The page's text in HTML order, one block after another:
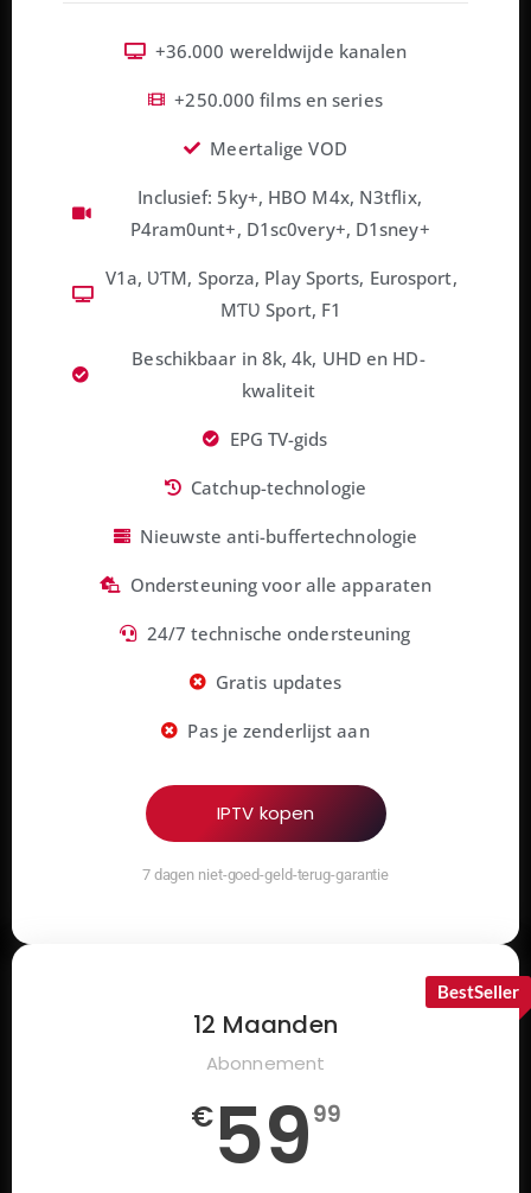
+36.000 wereldwijde kanalen
+250.000 films en series
Meertalige VOD
Inclusief: 5ky+, HBO M4x, N3tflix,
P4ram0unt+, D1sc0very+, D1sney+
V1a, ƲƬM, Sporza, Play Sports, Eurosport,
MƬƲ Sport, F1
Beschikbaar in 8k, 4k, UHD en HD-
kwaliteit
EPG TV-gids
Catchup-technologie
Nieuwste anti-buffertechnologie
Ondersteuning voor alle apparaten
24/7 technische ondersteuning
Gratis updates
Pas je zenderlijst aan
IPTV kopen
7 dagen niet-goed-geld-terug-garantie
12 Maanden
Abonnement
€5999
BestSeller